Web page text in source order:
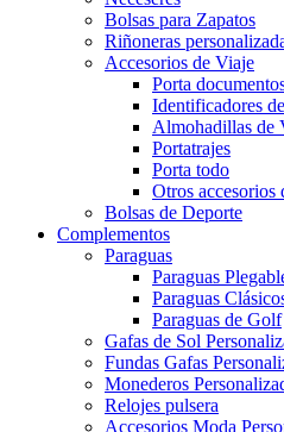
Bolsas para Zapatos
Riñoneras
Accesorios de Viaje
Porta
Identificadores
Almohadillas de
Portatrajes
Porta todo
Otros accesorios
Bolsas de Deporte
Complementos
Paraguas
Paraguas
Paraguas
Paraguas de Golf
Gafas de Sol
Fundas Gafas
Monederos
Relojes pulsera
Accesorios Moda